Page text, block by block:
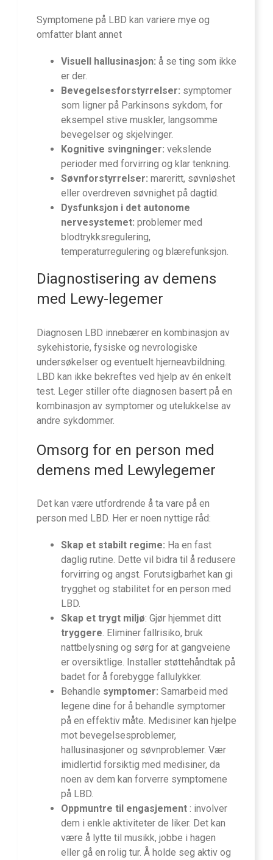
Symptomene på LBD kan variere mye og
omfatter blant annet
Visuell hallusinasjon: å se ting som ikke
er der.
Bevegelsesforstyrrelser: symptomer
som ligner på Parkinsons sykdom, for
eksempel stive muskler, langsomme
bevegelser og skjelvinger.
Kognitive svingninger: vekslende
perioder med forvirring og klar tenkning.
Søvnforstyrrelser: mareritt, søvnløshet
eller overdreven søvnighet på dagtid.
Dysfunksjon i det autonome
nervesystemet: problemer med
blodtrykksregulering,
temperaturregulering og blærefunksjon.
Diagnostisering av demens
med Lewy-legemer
Diagnosen LBD innebærer en kombinasjon av
sykehistorie, fysiske og nevrologiske
undersøkelser og eventuelt hjerneavbildning.
LBD kan ikke bekreftes ved hjelp av én enkelt
test. Leger stiller ofte diagnosen basert på en
kombinasjon av symptomer og utelukkelse av
andre sykdommer.
Omsorg for en person med
demens med Lewylegemer
Det kan være utfordrende å ta vare på en
person med LBD. Her er noen nyttige råd:
Skap et stabilt regime: Ha en fast
daglig rutine. Dette vil bidra til å redusere
forvirring og angst. Forutsigbarhet kan gi
trygghet og stabilitet for en person med
LBD.
Skap et trygt miljø: Gjør hjemmet ditt
tryggere. Eliminer fallrisiko, bruk
nattbelysning og sørg for at gangveiene
er oversiktlige. Installer støttehåndtak på
badet for å forebygge fallulykker.
Behandle symptomer: Samarbeid med
legene dine for å behandle symptomer
på en effektiv måte. Medisiner kan hjelpe
mot bevegelsesproblemer,
hallusinasjoner og søvnproblemer. Vær
imidlertid forsiktig med medisiner, da
noen av dem kan forverre symptomene
på LBD.
Oppmuntre til engasjement : involver
dem i enkle aktiviteter de liker. Det kan
være å lytte til musikk, jobbe i hagen
eller gå en rolig tur. Å holde seg aktiv og